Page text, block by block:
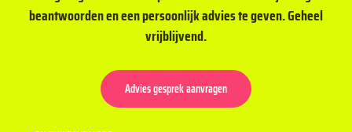
beantwoorden en een persoonlijk advies te geven. Geheel
vrijblijvend.
Advies gesprek aanvragen